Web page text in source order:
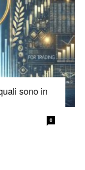
sono in
0